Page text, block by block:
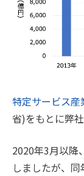
特定サービス
省)をもとに弊
2020年3月以降
しましたが、